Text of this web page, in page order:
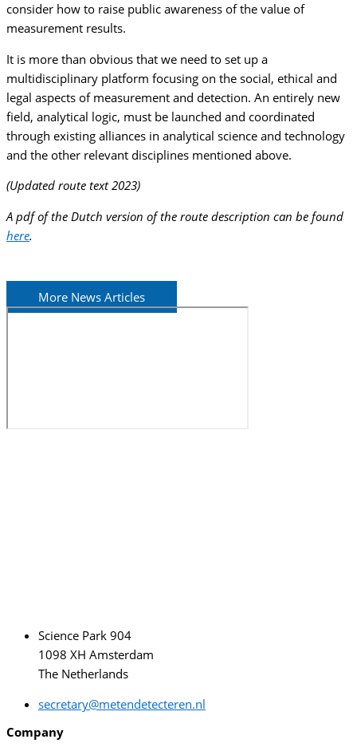
consider how to raise public awareness of the value of
measurement results.
It is more than obvious that we need to set up a
multidisciplinary platform focusing on the social, ethical and
legal aspects of measurement and detection. An entirely new
field, analytical logic, must be launched and coordinated
through existing alliances in analytical science and technology
and the other relevant disciplines mentioned above.
(Updated route text 2023)
A pdf of the Dutch version of the route description can be found
here.
More News Articles
Science Park 904
1098 XH Amsterdam
The Netherlands
secretary@metendetecteren.nl
Company